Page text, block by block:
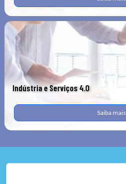
Indústria e Serviços 4.0
Saiba mais